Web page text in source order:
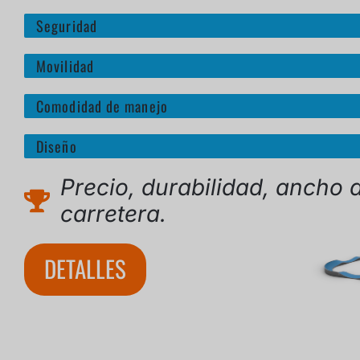
Seguridad
Movilidad
Comodidad de manejo
Diseño
Precio, durabilidad, ancho
carretera.
DETALLES